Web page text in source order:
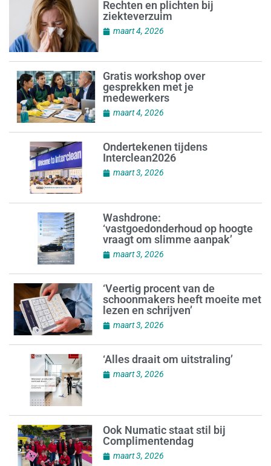
Rechten en plichten bij
ziekteverzuim
maart 4, 2026
Gratis workshop over
gesprekken met je
medewerkers
maart 4, 2026
Ondertekenen tijdens
Interclean2026
maart 3, 2026
Washdrone:
‘vastgoedonderhoud op hoogte
vraagt om slimme aanpak’
maart 3, 2026
‘Veertig procent van de
schoonmakers heeft moeite met
lezen en schrijven’
maart 3, 2026
‘Alles draait om uitstraling’
maart 3, 2026
Ook Numatic staat stil bij
Complimentendag
maart 3, 2026